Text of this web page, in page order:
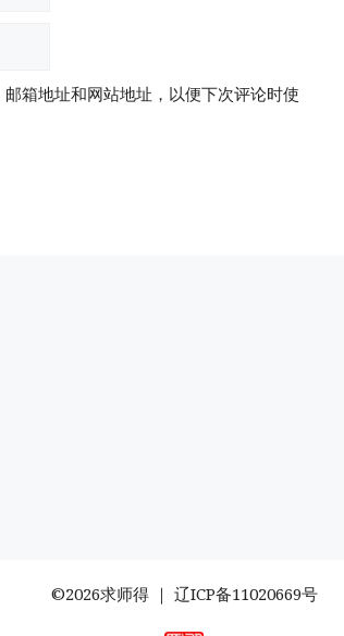
箱地址和网站地址，以便下次评论时使
©2026求师得 ｜ 辽ICP备11020669号